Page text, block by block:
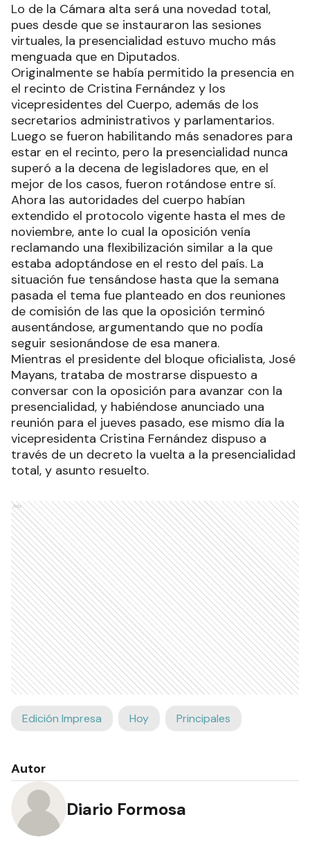
Lo de la Cámara alta será una novedad total,
pues desde que se instauraron las sesiones
virtuales, la presencialidad estuvo mucho más
menguada que en Diputados.
Originalmente se había permitido la presencia en
el recinto de Cristina Fernández y los
vicepresidentes del Cuerpo, además de los
secretarios administrativos y parlamentarios.
Luego se fueron habilitando más senadores para
estar en el recinto, pero la presencialidad nunca
superó a la decena de legisladores que, en el
mejor de los casos, fueron rotándose entre sí.
Ahora las autoridades del cuerpo habían
extendido el protocolo vigente hasta el mes de
noviembre, ante lo cual la oposición venía
reclamando una flexibilización similar a la que
estaba adoptándose en el resto del país. La
situación fue tensándose hasta que la semana
pasada el tema fue planteado en dos reuniones
de comisión de las que la oposición terminó
ausentándose, argumentando que no podía
seguir sesionándose de esa manera.
Mientras el presidente del bloque oficialista, José
Mayans, trataba de mostrarse dispuesto a
conversar con la oposición para avanzar con la
presencialidad, y habiéndose anunciado una
reunión para el jueves pasado, ese mismo día la
vicepresidenta Cristina Fernández dispuso a
través de un decreto la vuelta a la presencialidad
total, y asunto resuelto.
Ads
Edición Impresa Hoy Principales
Autor
Diario Formosa